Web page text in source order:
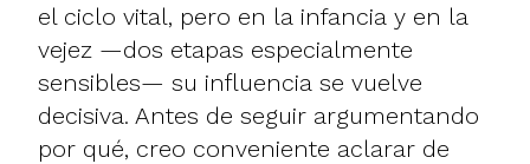
el ciclo vital, pero en la infancia y en la
vejez —dos etapas especialmente
sensibles— su influencia se vuelve
decisiva. Antes de seguir argumentando
por qué, creo conveniente aclarar de